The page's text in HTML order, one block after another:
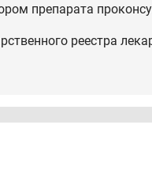
препарата
реестра